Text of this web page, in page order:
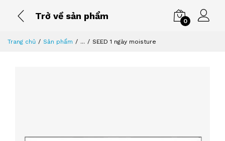
Trở về sản phẩm
0
Trang chủ Sản phẩm ... SEED 1 ngày moisture